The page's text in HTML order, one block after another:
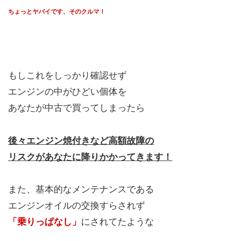
ちょっとヤバイです、そのクルマ！
もしこれをしっかり確認せず
エンジンの中がひどい個体を
あなたが中古で買ってしまったら
後々エンジン焼付きなど高額故障の
リスクがあなたに降りかかってきます！
また、基本的なメンテナンスである
エンジンオイルの交換すらされず
「乗りっぱなし」 にされてたような